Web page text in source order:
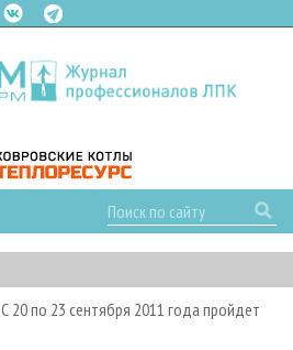
С 20 по 23 сентября 2011 года пройдет